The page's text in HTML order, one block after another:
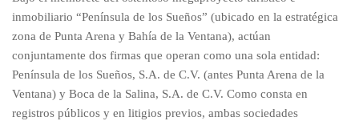
inmobiliario “Península de los Sueños” (ubicado en la estratégica
zona de Punta Arena y Bahía de la Ventana), actúan
conjuntamente dos firmas que operan como una sola entidad:
Península de los Sueños, S.A. de C.V. (antes Punta Arena de la
Ventana) y Boca de la Salina, S.A. de C.V. Como consta en
registros públicos y en litigios previos, ambas sociedades